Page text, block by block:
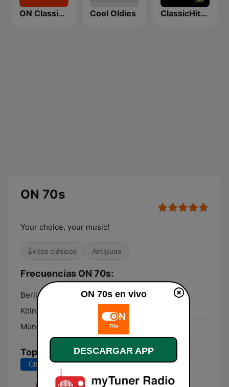
ON Classic Rock Cool Oldies ClassicHitsOnline
ON 70s
Your choice, your music!
Éxitos clásicos Antiguas
Frecuencias ON 70s:
Berlin:
Köln:
München:
Top Canciones
Últimos 7 días Últimos 30 días
ON 70s en vivo
DESCARGAR APP